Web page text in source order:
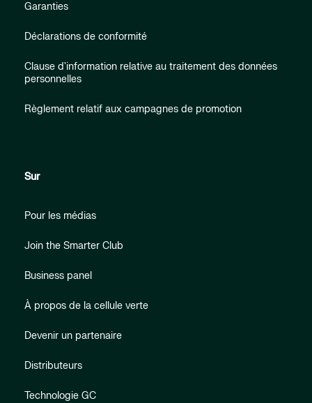
Garanties
Déclarations de conformité
Clause d'information relative au traitement des données
personnelles
Règlement relatif aux campagnes de promotion
Sur
Pour les médias
Join the Smarter Club
Business panel
À propos de la cellule verte
Devenir un partenaire
Distributeurs
Technologie GC